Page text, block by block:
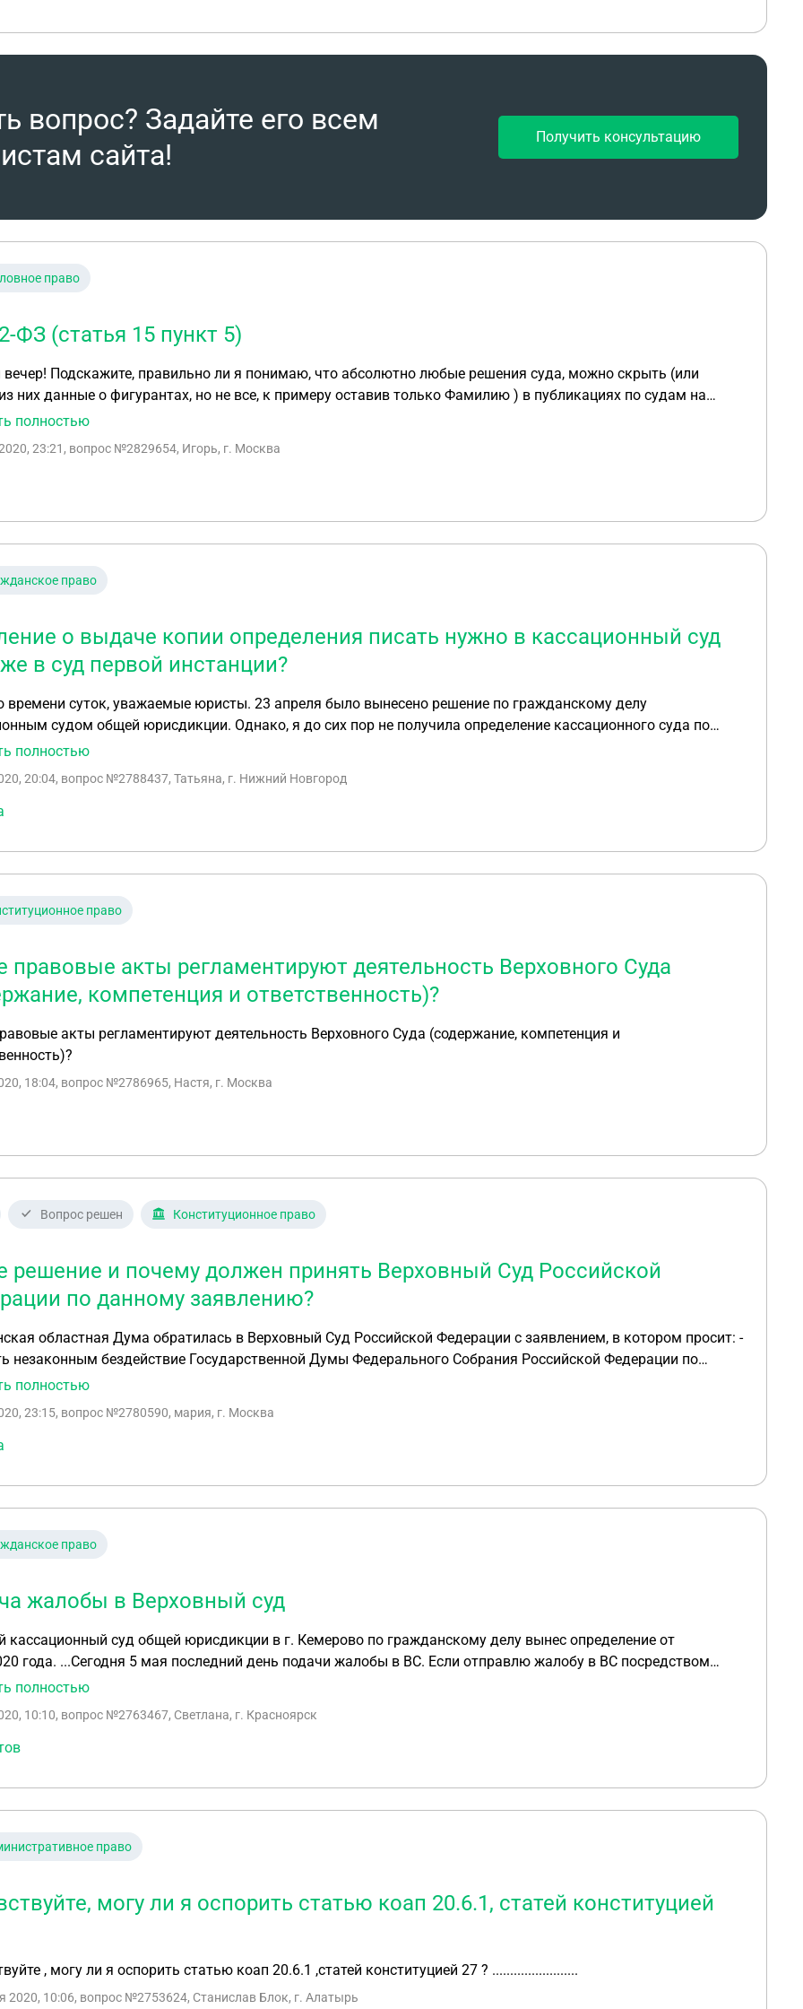
определении, фактически суд уже на них не ссылается, соответственно они уже и так исключены. 2.
Обжаловать 2 оставшихся основания, но при этом в жалобе указать что суд апелляционной инстанции не
вопрос? Задайте его всем
сайта!
Получить консультацию
право
ФЗ (статья 15 пункт 5)
любые решения суда, можно скрыть (или
них данные о фигурантах, но не все, к примеру оставив только Фамилию ) в публикациях по судам на
gorsud.ru/s , можно скрыть подобным образом ? (Ниже) 10-9295/2019 - Определение суда
информации, пожалуйста,ознакомьтесь с текстом Федерального Закона от 22.12.2008 г. № 262-ФЗ
полностью
23:21 , вопрос №2829654, Игорь, г. Москва
право
о выдаче копии определения писать нужно в кассационный суд
в суд первой инстанции?
времени суток, уважаемые юристы. 23 апреля было вынесено решение по гражданскому делу
судом общей юрисдикции. Однако, я до сих пор не получила определение кассационного суда по
рассмотрения гражданского дела. На заседании не присутствовала ввиду коронавируса. Заявление о
полностью
20:04, вопрос №2788437, Татьяна, г. Нижний Новгород
право
правовые акты регламентируют деятельность Верховного Суда
компетенция и ответственность)?
акты регламентируют деятельность Верховного Суда (содержание, компетенция и
18:04, вопрос №2786965, Настя, г. Москва
Вопрос решен Конституционное право
решение и почему должен принять Верховный Суд Российской
по данному заявлению?
областная Дума обратилась в Верховный Суд Российской Федерации с заявлением, в котором просит: -
незаконным бездействие Государственной Думы Федерального Собрания Российской Федерации по
законодательной инициативы Сахалинской областной Думы "О внесении изменения в Постановление
о разделе продукции"; - признать недействительными Постановления Государственной Думы
Собрания Российской Федерации "О проекте федерального "О внесении дополнений в Федеральный
принять Верховный Суд Российской Федерации по данному заявлению?
полностью
23:15, вопрос №2780590, мария, г. Москва
право
жалобы в Верховный суд
кассационный суд общей юрисдикции в г. Кемерово по гражданскому делу вынес определение от
в ВС. Если отправлю жалобу в ВС посредством
почты или через Госуслуги все равно время будет упущено? Видимо с даты регистрации жалобы
полностью
10:10, вопрос №2763467, Светлана, г. Красноярск
право
могу ли я оспорить статью коап 20.6.1, статей конституцией
, могу ли я оспорить статью коап 20.6.1 ,статей конституцией 27 ? ........................
2020, 10:06, вопрос №2753624, Станислав Блок, г. Алатырь